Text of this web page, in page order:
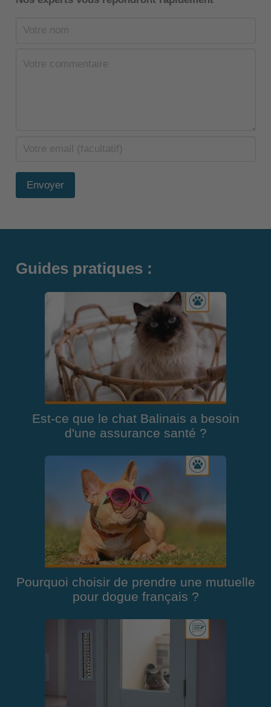
Envoyer
Guides pratiques :
Est-ce que le chat Balinais a besoin
d'une assurance santé ?
Pourquoi choisir de prendre une mutuelle
pour dogue français ?